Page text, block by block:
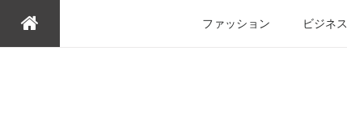
ファッション ビジネス